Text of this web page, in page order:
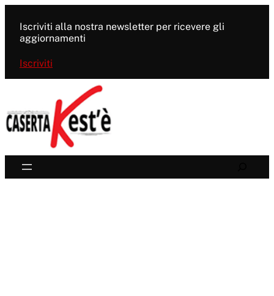
contenuto
Iscriviti alla nostra newsletter per ricevere gli
aggiornamenti
Iscriviti